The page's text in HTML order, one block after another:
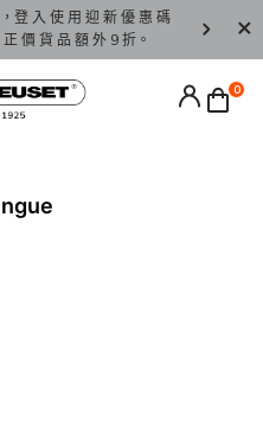
登 入 使 用 迎 新 優 惠 碼
價 貨 品 額 外 9 折。
香 港 / 澳
0